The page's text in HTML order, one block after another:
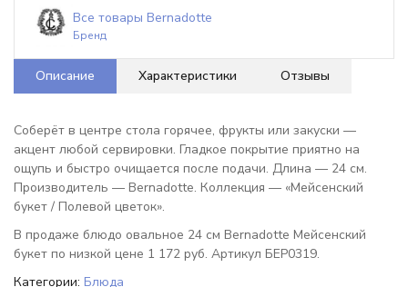
Все товары Bernadotte
Бренд
Описание Характеристики Отзывы
Соберёт в центре стола горячее, фрукты или закуски —
акцент любой сервировки. Гладкое покрытие приятно на
ощупь и быстро очищается после подачи. Длина — 24 см.
Производитель — Bernadotte. Коллекция — «Мейсенский
букет / Полевой цветок».
В продаже блюдо овальное 24 см Bernadotte Мейсенский
букет по низкой цене 1 172 руб. Артикул БЕР0319.
Категории: Блюда